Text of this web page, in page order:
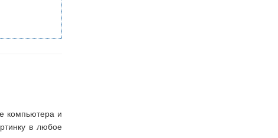
компьютера и
в любое